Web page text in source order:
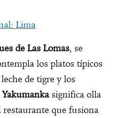
Lima
de Las Lomas, se
los platos típicos
de tigre y los
Yakumankasignifica olla
restaurante que fusiona